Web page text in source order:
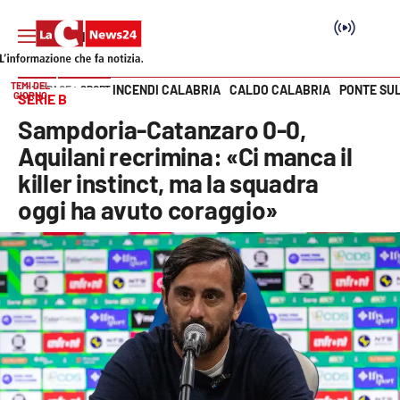
SEZIONI
Cronaca
Politica
Attualità
Economia e lavoro
Italia Mondo
Vai
TEMI DEL
GIORNO
INCENDI CALABRIA CALDO CALABRIA PONTE
HOME PAGE SPORT
SERIE B
Sampdoria-Catanzaro 0-0,
Aquilani recrimina: «Ci manca il
killer instinct, ma la squadra
oggi ha avuto coraggio»